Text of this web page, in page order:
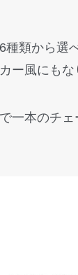
種類から選
ー風にもな
一本のチェ